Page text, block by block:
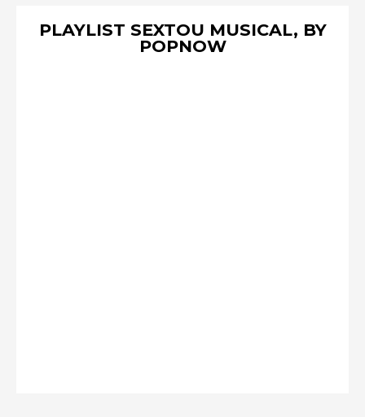
PLAYLIST SEXTOU MUSICAL, BY
POPNOW